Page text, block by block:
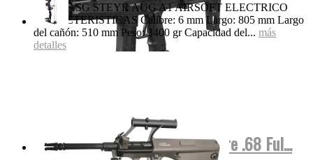
M17 COLOR Negra Valken Calibre .68 Ful...
RIFLE ASG STEYR AUG A1 AIRSOFT ELECTRICO
CARACTERISTICAS Calibre: 6 mm Largo: 805 mm Largo
del cañón: 510 mm Peso: 3400 gr Capacidad del... más
detalles